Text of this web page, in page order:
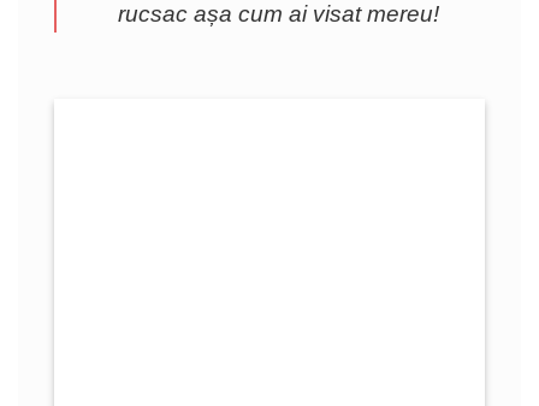
rucsac așa cum ai visat mereu!